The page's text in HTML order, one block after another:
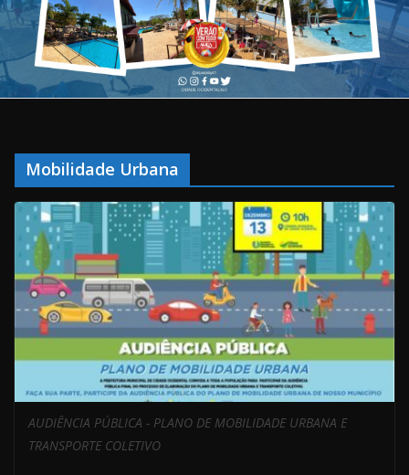
Mobilidade Urbana
AUDIÊNCIA PÚBLICA - PLANO DE MOBILIDADE URBANA E
TRANSPORTE COLETIVO